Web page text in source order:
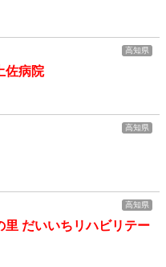
高知県
佐病院
高知県
高知県
里 だいいちリハビリテー